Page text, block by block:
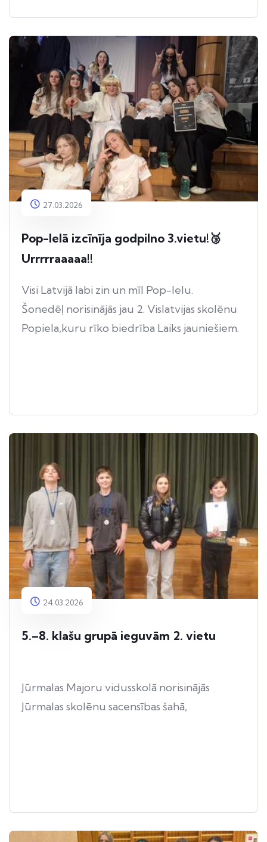
27.03.2026
Pop-Ielā izcīnīja godpilno 3.vietu!🥉
Urrrrraaaaa!!
Visi Latvijā labi zin un mīl Pop-Ielu.
Šonedēļ norisinājās jau 2. Vislatvijas skolēnu
Popiela,kuru rīko biedrība Laiks jauniešiem.
24.03.2026
5.–8. klašu grupā ieguvām 2. vietu
Jūrmalas Majoru vidusskolā norisinājās
Jūrmalas skolēnu sacensības šahā,